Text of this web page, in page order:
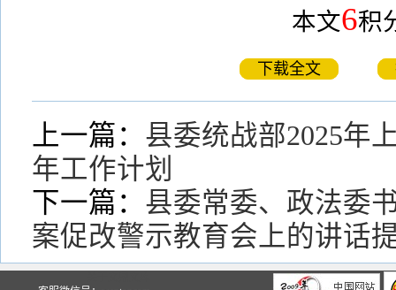
本文6积
下载全文
上一篇： 县委统战部2025年
年工作计划
下一篇： 县委常委、政法委
案促改警示教育会上的讲话